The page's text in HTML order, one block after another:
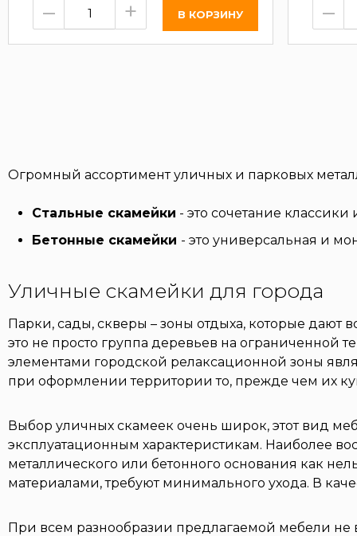
– + –
Огромный ассортимент уличных и парковых
Стальные скамейки - это сочетание
Бетонные скамейки - это универсальная и
Уличные скамейки для города
Парки, сады, скверы – зоны отдыха, которые
это не просто группа деревьев на
элементами городской релаксационной зоны
при оформлении территории то, прежде чем их
Выбор уличных скамеек очень широк, этот вид
эксплуатационным характеристикам. Наиболее
металлического или бетонного основания как
материалами, требуют минимального ухода. В
При всем разнообразии предлагаемой мебели не